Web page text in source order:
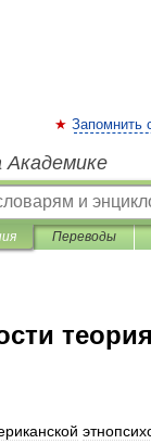
Запомнить
Академике
Переводы
теория